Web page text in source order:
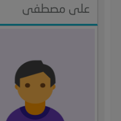
على مصطفى